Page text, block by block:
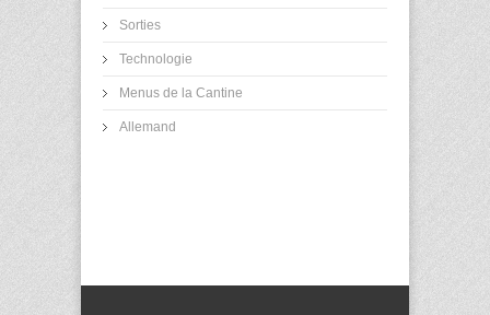
Sorties
Technologie
Menus de la Cantine
Allemand